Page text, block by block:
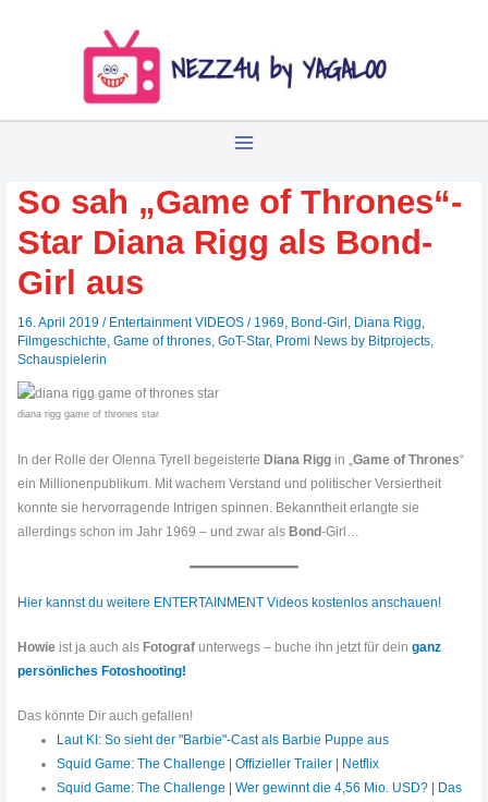
So sah „Game of Thrones“-
Star Diana Rigg als Bond-
Girl aus
16. April 2019/ Entertainment VIDEOS / 1969, Bond-Girl, Diana Rigg,
Filmgeschichte,Game of thrones,GoT-Star, Promi News by Bitprojects,
Schauspielerin
diana rigg game of thrones star
In der Rolle der Olenna Tyrell begeisterte Diana Rigg in „Game of Thrones“
ein Millionenpublikum. Mit wachem Verstand und politischer Versiertheit
konnte sie hervorragende Intrigen spinnen. Bekanntheit erlangte sie
allerdings schon im Jahr 1969 – und zwar als Bond-Girl…
Hier kannst du weitere ENTERTAINMENT Videos kostenlos anschauen!
Howie ist ja auch als Fotograf unterwegs – buche ihn jetzt für deinganz
persönliches Fotoshooting!
Das könnte Dir auch gefallen!
Laut KI: So sieht der "Barbie"-Cast als Barbie Puppe aus
Squid Game: The Challenge | Offizieller Trailer | Netflix
Squid Game: The Challenge | Wer gewinnt die 4,56 Mio. USD? | Das